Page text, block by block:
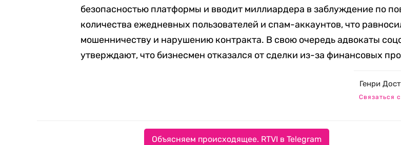
безопасностью платформы и вводит миллиардера в заблуждение по
количества ежедневных пользователей и спам-аккаунтов, что
мошенничеству и нарушению контракта. В свою очередь адвокаты
утверждают, что бизнесмен отказался от сделки из-за финансовых
Генри
Связаться
Объясняем происходящее. RTVI в Telegram